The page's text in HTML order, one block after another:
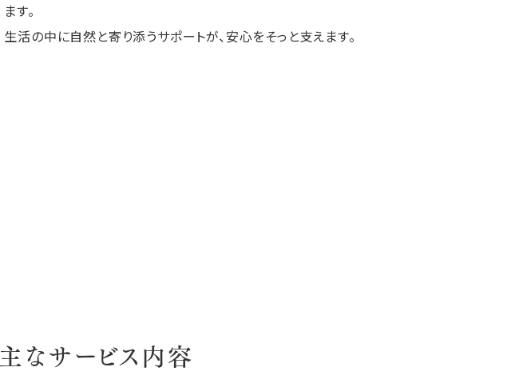
ます。
生活の中に自然と寄り添うサポートが、安心をそっと支えます。
主なサービス内容